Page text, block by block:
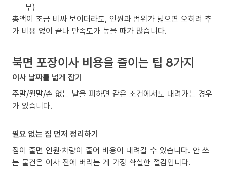
부)
총액이 조금 비싸 보이더라도, 인원과 범위가 넓으면 오히려 추
가 비용 없이 끝나 만족도가 높을 때가 많습니다.
북면 포장이사 비용을 줄이는 팁 8가지
이사 날짜를 넓게 잡기
주말/월말/손 없는 날을 피하면 같은 조건에서도 내려가는 경우
가 있습니다.
필요 없는 짐 먼저 정리하기
짐이 줄면 인원·차량이 줄어 비용이 내려갈 수 있습니다. 안 쓰
는 물건은 이사 전에 버리는 게 가장 확실한 절감입니다.